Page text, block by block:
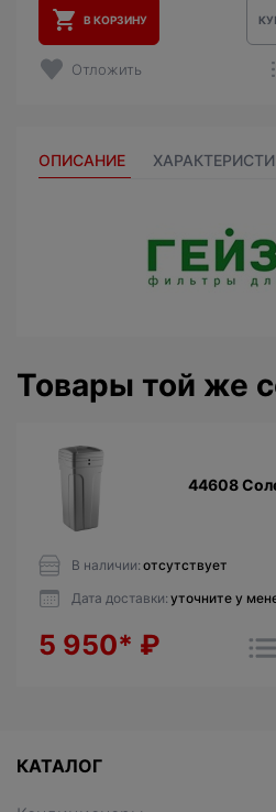
В КОРЗИНУ
Отложить
ОПИСАНИЕ
Товары той же
44608
В наличии: отсутствует
Дата доставки: уточните у
5 950* ₽
КАТАЛОГ